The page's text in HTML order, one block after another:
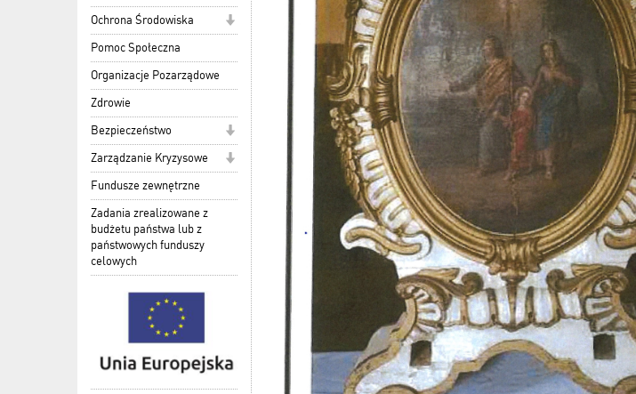
Ochrona Środowiska
Pomoc Społeczna
Organizacje Pozarządowe
Zdrowie
Bezpieczeństwo
Zarządzanie Kryzysowe
Fundusze zewnętrzne
Zadania zrealizowane z
budżetu państwa lub z
państwowych funduszy
celowych